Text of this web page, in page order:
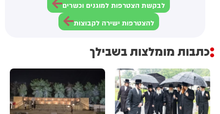
לבקשת הצטרפות למוגנים וכשרים
להצטרפות ישירה לקבוצות
כתבות מומלצות בשבילך